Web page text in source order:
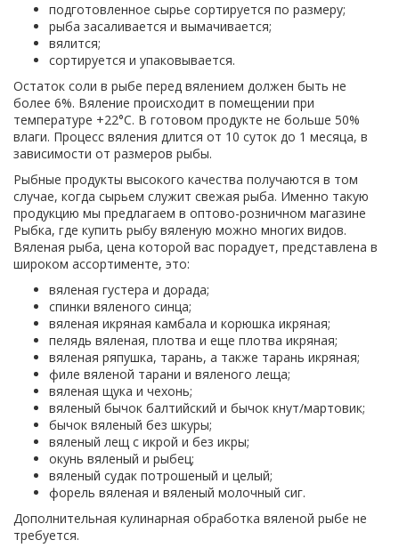
подготовленное сырье сортируется по размеру;
рыба засаливается и вымачивается;
вялится;
сортируется и упаковывается.
Остаток соли в рыбе перед вялением должен быть не
более 6%. Вяление происходит в помещении при
температуре +22°С. В готовом продукте не больше 50%
влаги. Процесс вяления длится от 10 суток до 1 месяца, в
зависимости от размеров рыбы.
Рыбные продукты высокого качества получаются в том
случае, когда сырьем служит свежая рыба. Именно такую
продукцию мы предлагаем в оптово-розничном магазине
Рыбка, где купить рыбу вяленую можно многих видов.
Вяленая рыба, цена которой вас порадует, представлена в
широком ассортименте, это:
вяленая густера и дорада;
спинки вяленого синца;
вяленая икряная камбала и корюшка икряная;
пелядь вяленая, плотва и еще плотва икряная;
вяленая ряпушка, тарань, а также тарань икряная;
филе вяленой тарани и вяленого леща;
вяленая щука и чехонь;
вяленый бычок балтийский и бычок кнут/мартовик;
бычок вяленый без шкуры;
вяленый лещ с икрой и без икры;
окунь вяленый и рыбец;
вяленый судак потрошеный и целый;
форель вяленая и вяленый молочный сиг.
Дополнительная кулинарная обработка вяленой рыбе не
требуется.